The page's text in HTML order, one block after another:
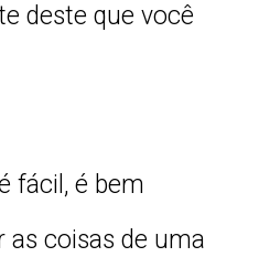
deste que você
fácil, é bem
as coisas de uma